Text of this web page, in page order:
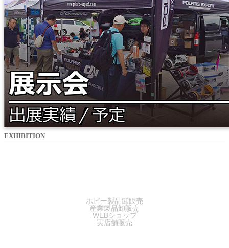
EXHIBITION
ホビー製品卸販売
産業製品卸販売
WEBショップ
実店舗販売